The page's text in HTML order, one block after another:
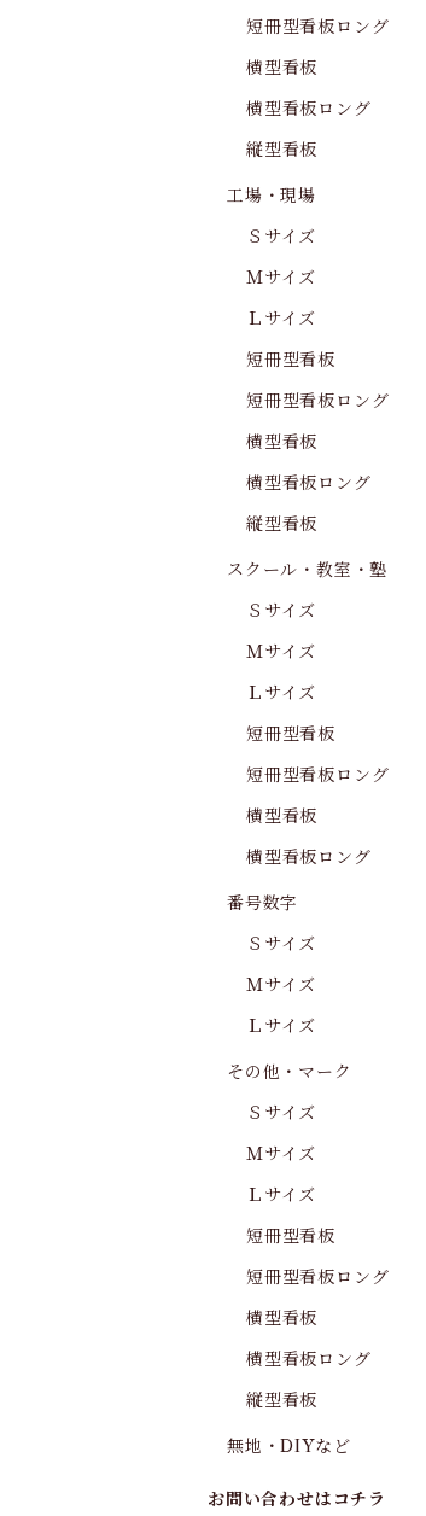
短冊型看板ロング
横型看板
横型看板ロング
縦型看板
工場・現場
Ｓサイズ
Ｍサイズ
Ｌサイズ
短冊型看板
短冊型看板ロング
横型看板
横型看板ロング
縦型看板
スクール・教室・塾
Ｓサイズ
Ｍサイズ
Ｌサイズ
短冊型看板
短冊型看板ロング
横型看板
横型看板ロング
番号数字
Ｓサイズ
Ｍサイズ
Ｌサイズ
その他・マーク
Ｓサイズ
Ｍサイズ
Ｌサイズ
短冊型看板
短冊型看板ロング
横型看板
横型看板ロング
縦型看板
無地・DIYなど
お問い合わせはコチラ